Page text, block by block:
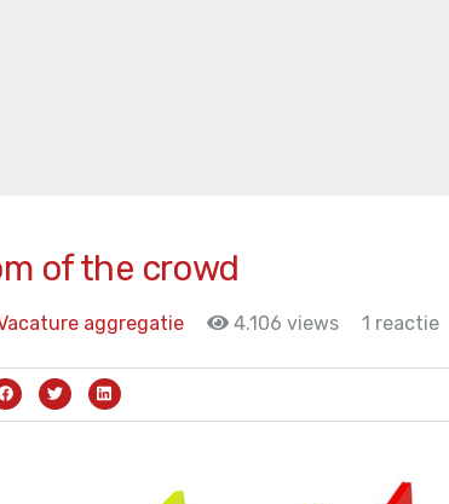
of the crowd
aggregatie 4.106 views 1 reactie